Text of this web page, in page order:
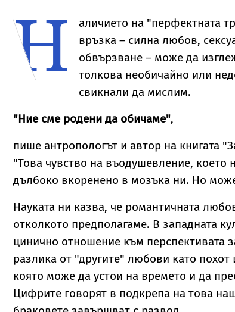
Н
аличието на "перфектната
връзка – силна любов,
обвързване – може да
толкова необичайно или
свикнали да мислим.
"Ние сме родени да обичаме",
пише антропологът и автор на книгата
"Това чувство на въодушевление,
дълбоко вкоренено в мозъка ни. Но
Науката ни казва, че романтичната
отколкото предполагаме. В западната
цинично отношение към перспективата
разлика от "другите" любови като
която може да устои на времето и да
Цифрите говорят в подкрепа на това